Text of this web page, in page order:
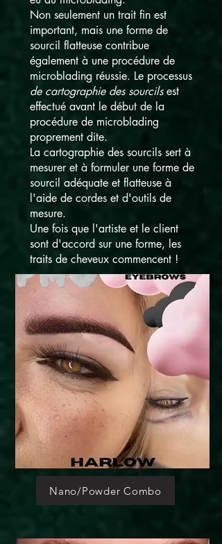
Non seulement un trait fin est
important, mais une forme de
sourcil flatteuse contribue
également à une procédure de
microblading réussie. Le processus
de cartographie des sourcilsest
effectué avant le début de la
procédure de microblading
proprement dite.
La cartographie des sourcils sert à
mesurer et à formuler une forme de
sourcil adéquate et flatteuse à
l'aide de cordes et d'outils de
mesure.
Une fois que l'artiste et le client
sont d'accord sur une forme, les
traits de cheveux commencent !
Nano/Powder Combo